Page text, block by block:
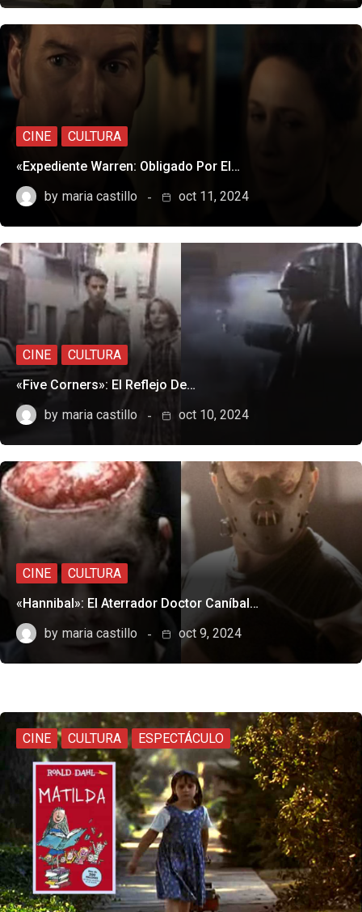
CINE
CULTURA
«Expediente Warren: Obligado Por El…
by maria castillo oct 11, 2024
CINE
CULTURA
«Five Corners»: El Reflejo De…
by maria castillo oct 10, 2024
CINE
CULTURA
«Hannibal»: El Aterrador Doctor Caníbal…
by maria castillo oct 9, 2024
CINE CULTURA ESPECTÁCULO